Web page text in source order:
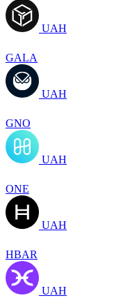
UAH
GALA
UAH
GNO
UAH
ONE
UAH
HBAR
UAH